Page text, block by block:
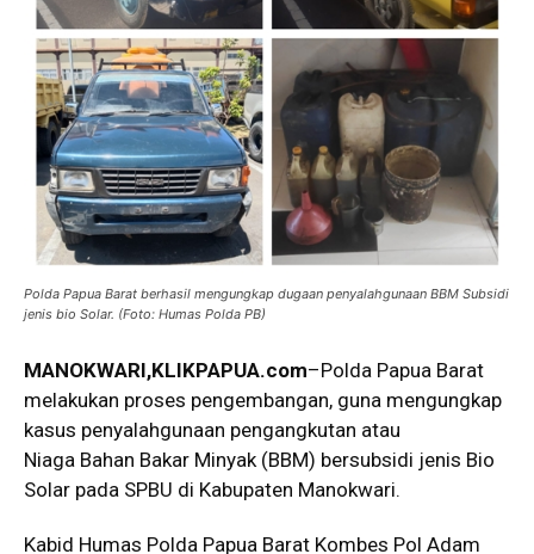
Polda Papua Barat berhasil mengungkap dugaan penyalahgunaan BBM Subsidi
jenis bio Solar. (Foto: Humas Polda PB)
MANOKWARI,KLIKPAPUA.com–Polda Papua Barat
melakukan proses pengembangan, guna mengungkap
kasus penyalahgunaan pengangkutan atau
Niaga Bahan Bakar Minyak (BBM) bersubsidi jenis Bio
Solar pada SPBU di Kabupaten Manokwari.
Kabid Humas Polda Papua Barat Kombes Pol Adam